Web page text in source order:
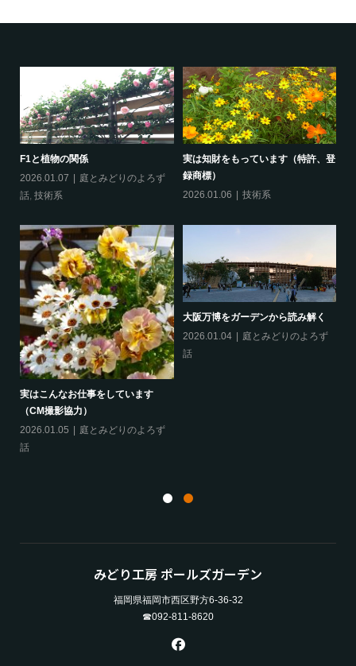
F1と植物の関係
2026.01.07
庭とみどりのよろず
話, 技術系
実は知財をもっています（特許、登
録商標）
2026.01.06
技術系
実はこんなお仕事をしています
（CM撮影協力）
2026.01.05
庭とみどりのよろず
話
大阪万博をガーデンから読み解く
2026.01.04
庭とみどりのよろず
話
みどり工房 ポールズガーデン
福岡県福岡市西区野方6-36-32
☎092-811-8620